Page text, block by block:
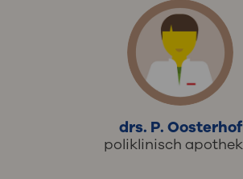
drs. P. Oosterhof
poliklinisch